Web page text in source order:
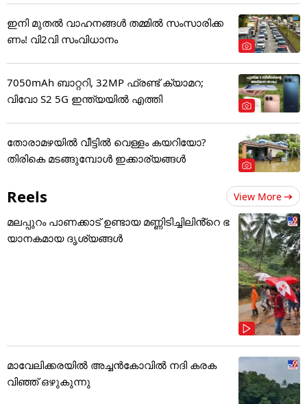
ഇനി മുതൽ വാഹനങ്ങൾ തമ്മിൽ സംസാരിക്ക
ണം! വി2വി സംവിധാനം
7050mAh ബാറ്ററി, 32MP ഫ്രണ്ട് ക്യാമറ;
വിവോ S2 5G ഇന്ത്യയിൽ എത്തി
തോരാമഴയിൽ വീട്ടിൽ വെള്ളം കയറിയോ?
തിരികെ മടങ്ങുമ്പോൾ ഇക്കാര്യങ്ങൾ
Reels View More
മലപ്പുറം പാണക്കാട് ഉണ്ടായ മണ്ണിടിച്ചിലിൻ്റെ ഭ
യാനകമായ ദൃശ്യങ്ങൾ
മാവേലിക്കരയിൽ അച്ചൻകോവിൽ നദി കരക
വിഞ്ഞ് ഒഴുകുന്നു